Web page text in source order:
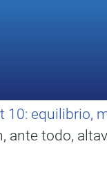
10: equilibrio,
ante todo,